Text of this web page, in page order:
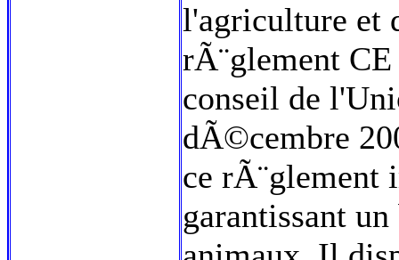
l'agriculture et
rÃ¨glement
conseil de
dÃ©cembre
ce rÃ¨glement
garantissant